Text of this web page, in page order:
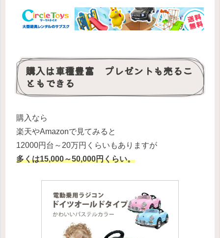
購入は車種豊富 プレゼントも売るこ
ともできる
購入なら
楽天やAmazonで見てみると
12000円台～20万円くらいもありますが
多くは15,000～50,000円くらい。